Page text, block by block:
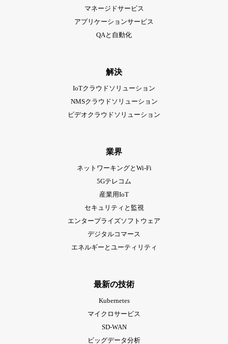
マネージドサービス
アプリケーションサービス
QAと自動化
解決
IoTクラウドソリューション
NMSクラウドソリューション
ビデオクラウドソリューション
業界
ネットワーキングとWi-Fi
5Gテレコム
産業用IoT
セキュリティと監視
エンタープライズソフトウェア
デジタルコマース
エネルギーとユーティリティ
最新の技術
Kubernetes
マイクロサービス
SD-WAN
ビッグデータ分析